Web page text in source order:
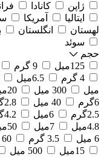
ژاپن
کانادا
ایتالیا
آمریکا
لهستان
انگلستان
سوئد
حجم
125میل
9 گرم
4 گرم
6.5میل
میل
300 میل 20میل
6گرم
40 میل 2.8گرم
2.5گرم
6میل 4.2گرم
4.8میل
7میل 50میل
6 میل
3.5 گرم 60 میل
15میل
500 میل